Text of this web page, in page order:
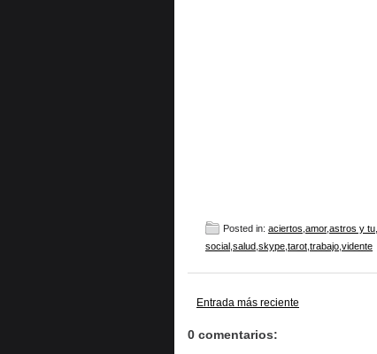
Posted in: aciertos amor,astros y tu
social salud skype tarot trabajo vidente
Entrada más reciente
0 comentarios: